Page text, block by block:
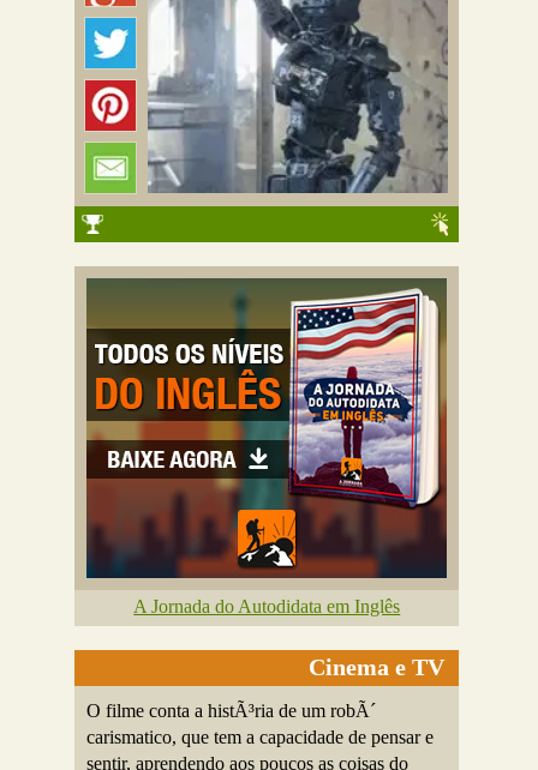
A Jornada do Autodidata em Inglês
Cinema e TV
O filme conta a histÃ³ria de um robÃ´
carismatico, que tem a capacidade de pensar e
sentir, aprendendo aos poucos as coisas do